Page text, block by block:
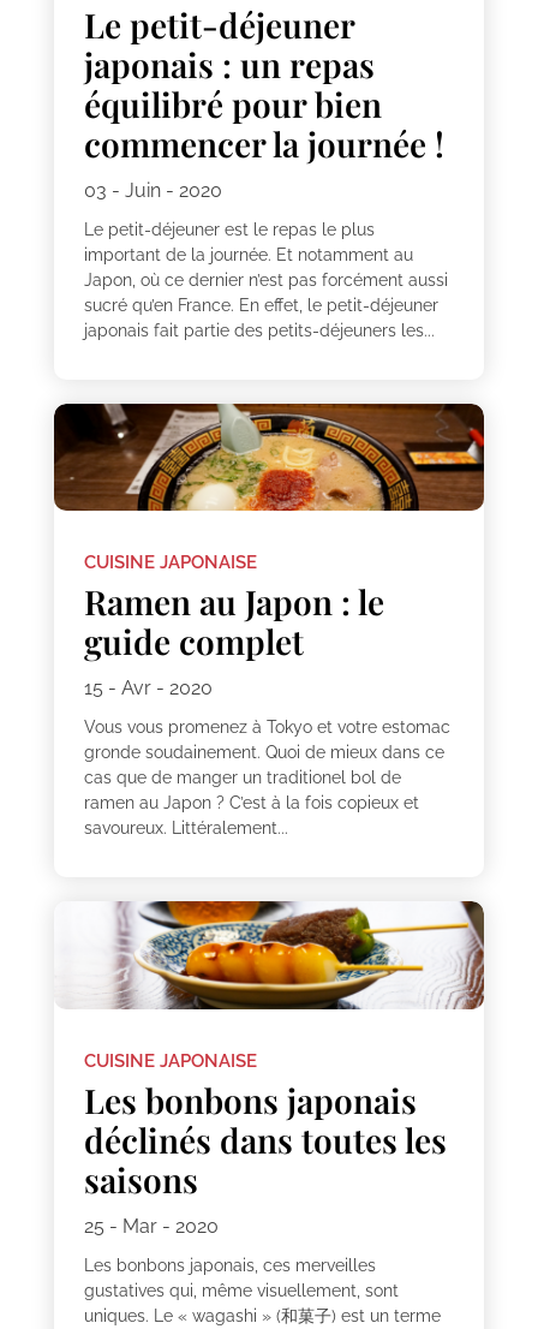
Le petit-déjeuner
japonais : un repas
équilibré pour bien
commencer la journée !
03 - Juin - 2020
Le petit-déjeuner est le repas le plus
important de la journée. Et notamment au
Japon, où ce dernier n’est pas forcément aussi
sucré qu’en France. En effet, le petit-déjeuner
japonais fait partie des petits-déjeuners les...
CUISINE JAPONAISE
Ramen au Japon : le
guide complet
15 - Avr - 2020
Vous vous promenez à Tokyo et votre estomac
gronde soudainement. Quoi de mieux dans ce
cas que de manger un traditionel bol de
ramen au Japon ? C’est à la fois copieux et
savoureux. Littéralement...
CUISINE JAPONAISE
Les bonbons japonais
déclinés dans toutes les
saisons
25 - Mar - 2020
Les bonbons japonais, ces merveilles
gustatives qui, même visuellement, sont
uniques. Le « wagashi » (和菓子) est un terme